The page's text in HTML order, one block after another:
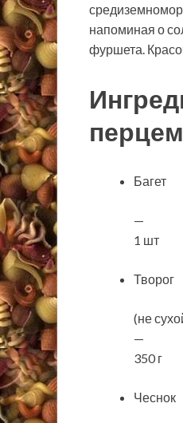
напоминая о
фуршета.
Багет
—
1 шт
Творог
(не
—
350 г
Чеснок